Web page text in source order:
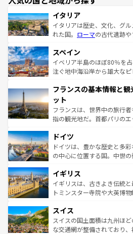
イタリア
イタリアは歴史、文化、グ
れた国。 ローマの古代遺跡
ろん、トスカーナの美しい田
景など、自然景観も見逃せ
ピザやパスタなど、絶品の
ませてくれるイタリアで、
なお、新着のイタリア情報は
しい。
スペイン
イベリア半島のほぼ80％を
注ぐ地中海沿岸から雄大な
文化が根付くこの国では、
れる闘牛、そして美味しいタ
る。首都マドリードの洗練
アートに溢れた街角から、
せる。地方によって風土や
性
ンテンツ一覧を参照してほ
フランスの基本情報と
ット
フランスは、世界中の旅行
指の観光地だ。首都パリの
で、幅広い魅力が詰まって
聖堂、美しいビーチ、そし
から魅了する。また、フラ
いる。シャンパンの発祥地で
香り高いラベンダー畑など
らに、パリ以外の地域にも
れる地方に足を運ぶとそれぞ
きるだろう。 なお、
を参照してほしい。
ドイツ
ドイツは、豊かな歴史と多
の中心に位置する国。中世
顔を持つこの国は、どこを歩
ルリンの文化的活気、バイ
してライン川沿いのワイン
は、お酒好きな人にはぜひ体験してほ
ドイツ情報はコンテンツ一覧
イギリス
イギリスは、古きよき伝統
トミンスター寺院や大英博
リアごとに異なる魅力がある
ティー、ビール好きにはた
戦など、本場だからこそで
スイス
スイスの国土面積は九州ほ
な交通網が整備されており